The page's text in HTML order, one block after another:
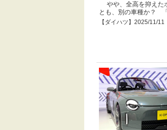
やや、全高を抑えた
とも、別の車種か？
【ダイハツ】2025/11/11